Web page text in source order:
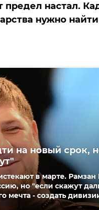
предел настал.
нужно
на новый срок,
в марте. Рамзан
но "если скажут
мечта - создать